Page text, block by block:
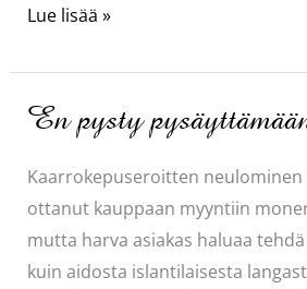
Ihan
vuosi
–
niin
sanoa?
Lue lisää »
En pysty
Kaarrokepuseroitten
ottanut kauppaan myyntiin
mutta harva asiakas haluaa
kuin aidosta islantilaisesta